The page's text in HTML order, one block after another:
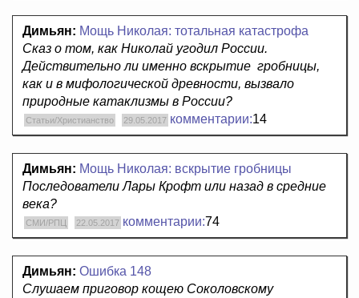
Димьян: Мощь Николая: тотальная катастрофа
Сказ о том, как Николай угодил России.
Действительно ли именно вскрытие гробницы,
как и в мифологической древности, вызвало
природные катаклизмы в России?
Статьи/Христианство 29.05.2017 комментарии:14
Димьян: Мощь Николая: вскрытие гробницы
Последователи Лары Крофт или назад в средние
века?
СМИ/РПЦ 22.05.2017 комментарии:74
Димьян: Ошибка 148
Слушаем приговор кощею Соколовскому